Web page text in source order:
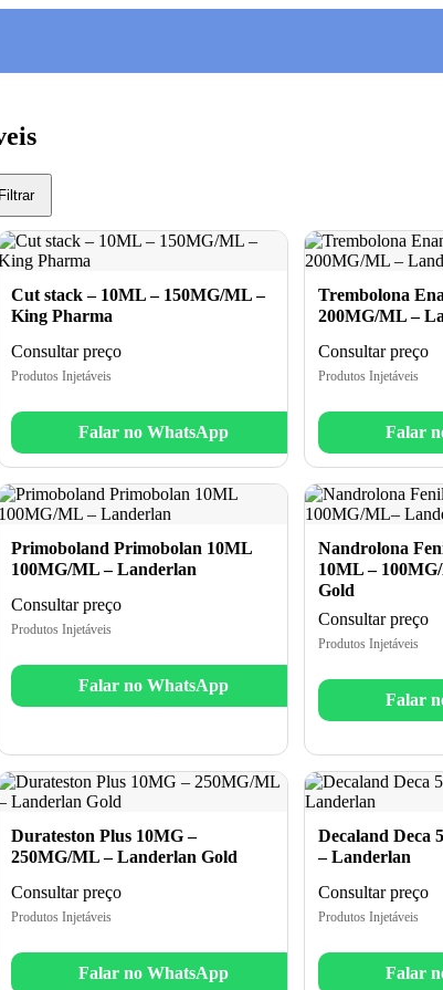
Filtrar
Cut stack – 10ML – 150MG/ML –
King Pharma
Consultar preço
Produtos Injetáveis
Falar no WhatsApp
Trembolona
200MG/ML –
Consultar preço
Produtos Injetáveis
Falar
Primoboland Primobolan 10ML
100MG/ML – Landerlan
Consultar preço
Produtos Injetáveis
Falar no WhatsApp
Nandrolona
10ML –
Gold
Consultar preço
Produtos Injetáveis
Falar
Durateston Plus 10MG –
250MG/ML – Landerlan Gold
Consultar preço
Produtos Injetáveis
Falar no WhatsApp
Decaland Deca
– Landerlan
Consultar preço
Produtos Injetáveis
Falar